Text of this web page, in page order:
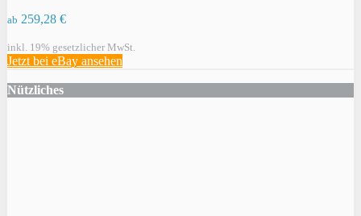
ab 259,28 €
inkl. 19% gesetzlicher MwSt.
Jetzt bei eBay ansehen
Nützliches